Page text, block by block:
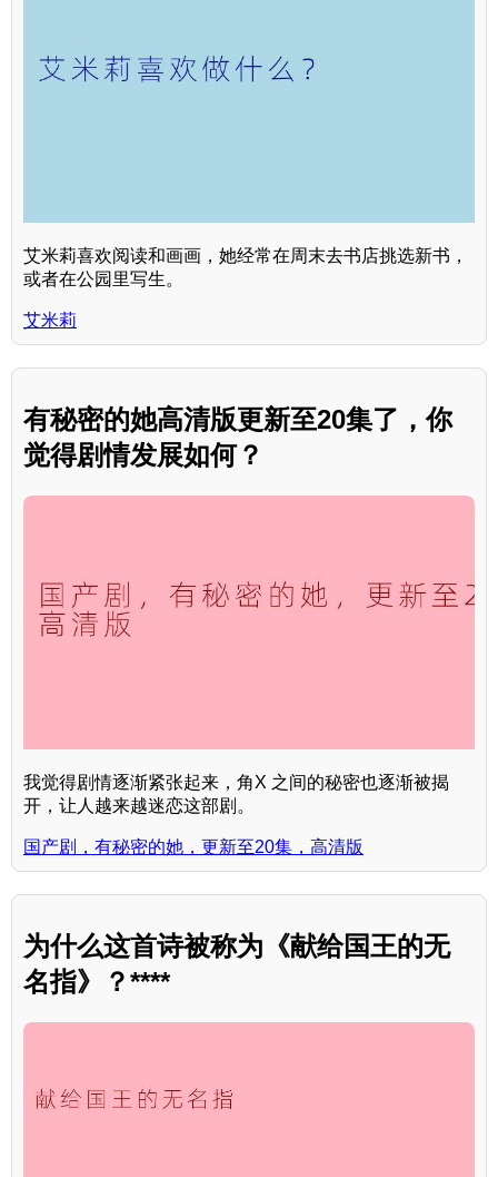
艾米莉喜欢阅读和画画，她经常在周末去书店挑选新书，
或者在公园里写生。
艾米莉
有秘密的她高清版更新至20集了，你
觉得剧情发展如何？
我觉得剧情逐渐紧张起来，角X 之间的秘密也逐渐被揭
开，让人越来越迷恋这部剧。
国产剧，有秘密的她，更新至20集，高清版
为什么这首诗被称为《献给国王的无
名指》？****